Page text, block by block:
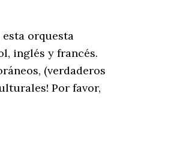
esta orquesta
inglés y francés.
(verdaderos
Por favor,